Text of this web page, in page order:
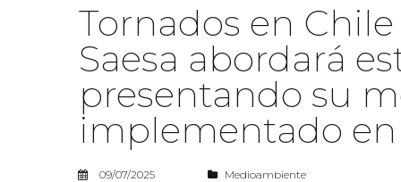
Tornados en
Saesa abordará
presentando su
implementado en
09/07/2025 Medioambiente